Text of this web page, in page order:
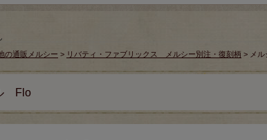
の通販メルシー > リバティ・ファブリックス メルシー別注・復刻柄 > メ
Flo